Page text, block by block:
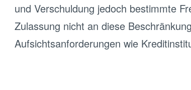
und Verschuldung jedoch bestimmte
Zulassung nicht an diese
Aufsichtsanforderungen wie